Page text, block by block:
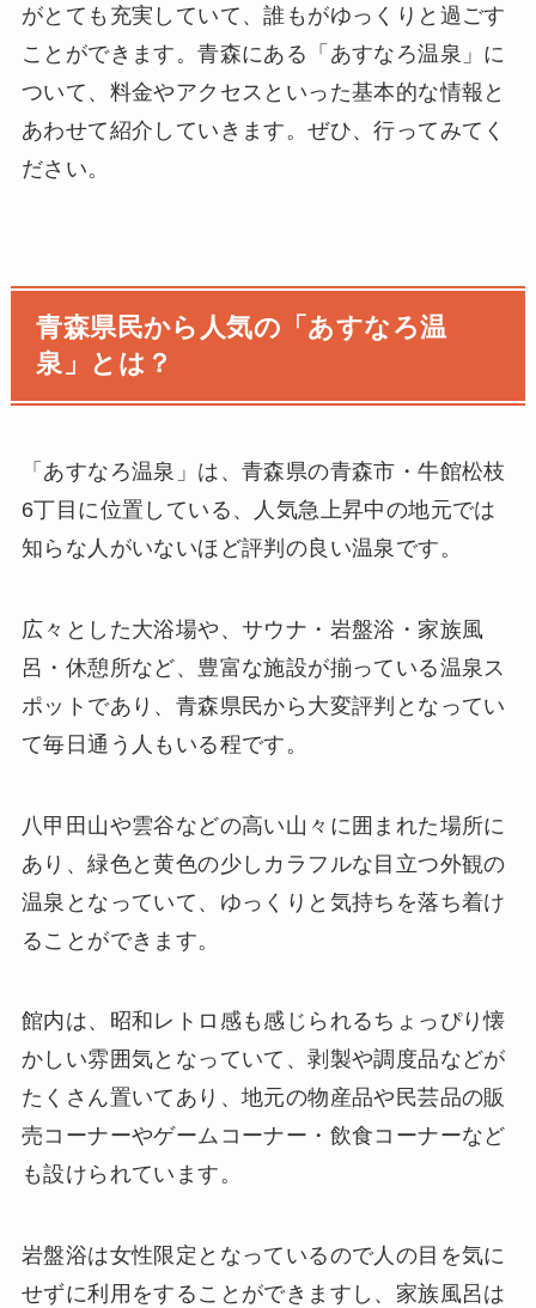
がとても充実していて、誰もがゆっくりと過ごす
ことができます。青森にある「あすなろ温泉」に
ついて、料金やアクセスといった基本的な情報と
あわせて紹介していきます。ぜひ、行ってみてく
ださい。
青森県民から人気の「あすなろ温
泉」とは？
「あすなろ温泉」は、青森県の青森市・牛館松枝
6丁目に位置している、人気急上昇中の地元では
知らな人がいないほど評判の良い温泉です。
広々とした大浴場や、サウナ・岩盤浴・家族風
呂・休憩所など、豊富な施設が揃っている温泉ス
ポットであり、青森県民から大変評判となってい
て毎日通う人もいる程です。
八甲田山や雲谷などの高い山々に囲まれた場所に
あり、緑色と黄色の少しカラフルな目立つ外観の
温泉となっていて、ゆっくりと気持ちを落ち着け
ることができます。
館内は、昭和レトロ感も感じられるちょっぴり懐
かしい雰囲気となっていて、剥製や調度品などが
たくさん置いてあり、地元の物産品や民芸品の販
売コーナーやゲームコーナー・飲食コーナーなど
も設けられています。
岩盤浴は女性限定となっているので人の目を気に
せずに利用をすることができますし、家族風呂は